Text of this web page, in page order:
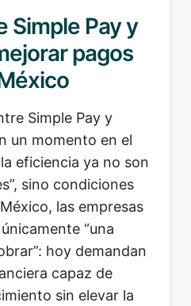
Simple Pay y
pagos
Simple Pay y
un momento en el
eficiencia ya no son
sino condiciones
las empresas
“una
hoy demandan
capaz de
sin elevar la